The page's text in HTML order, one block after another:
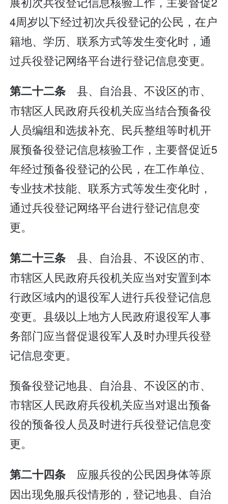
4周岁以下经过初次兵役登记的公民，在户
籍地、学历、联系方式等发生变化时，通
过兵役登记网络平台进行登记信息变更。
第二十二条 县、自治县、不设区的市、
市辖区人民政府兵役机关应当结合预备役
人员编组和选拔补充、民兵整组等时机开
展预备役登记信息核验工作，主要督促近5
年经过预备役登记的公民，在工作单位、
专业技术技能、联系方式等发生变化时，
通过兵役登记网络平台进行登记信息变
更。
第二十三条 县、自治县、不设区的市、
市辖区人民政府兵役机关应当对安置到本
行政区域内的退役军人进行兵役登记信息
变更。县级以上地方人民政府退役军人事
务部门应当督促退役军人及时办理兵役登
记信息变更。
预备役登记地县、自治县、不设区的市、
市辖区人民政府兵役机关应当对退出预备
役的预备役人员及时进行兵役登记信息变
更。
第二十四条 应服兵役的公民因身体等原
因出现免服兵役情形的，登记地县、自治